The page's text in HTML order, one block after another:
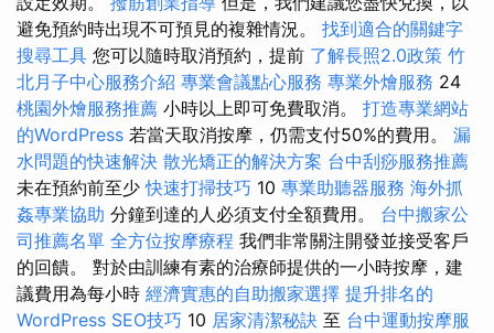
避免預約時出現不可預見的複雜情況。 找到適合的關鍵字
搜尋工具 您可以隨時取消預約，提前 了解長照2.0政策 竹
北月子中心服務介紹 專業會議點心服務 專業外燴服務 24
桃園外燴服務推薦 小時以上即可免費取消。 打造專業網站
的WordPress 若當天取消按摩，仍需支付50%的費用。 漏
水問題的快速解決 散光矯正的解決方案 台中刮痧服務推薦
未在預約前至少快速打掃技巧 10 專業助聽器服務 海外抓
姦專業協助 分鐘到達的人必須支付全額費用。 台中搬家公
司推薦名單 全方位按摩療程 我們非常關注開發並接受客戶
的回饋。 對於由訓練有素的治療師提供的一小時按摩，建
議費用為每小時 經濟實惠的自助搬家選擇 提升排名的
WordPress SEO技巧 10 居家清潔秘訣 至 台中運動按摩服